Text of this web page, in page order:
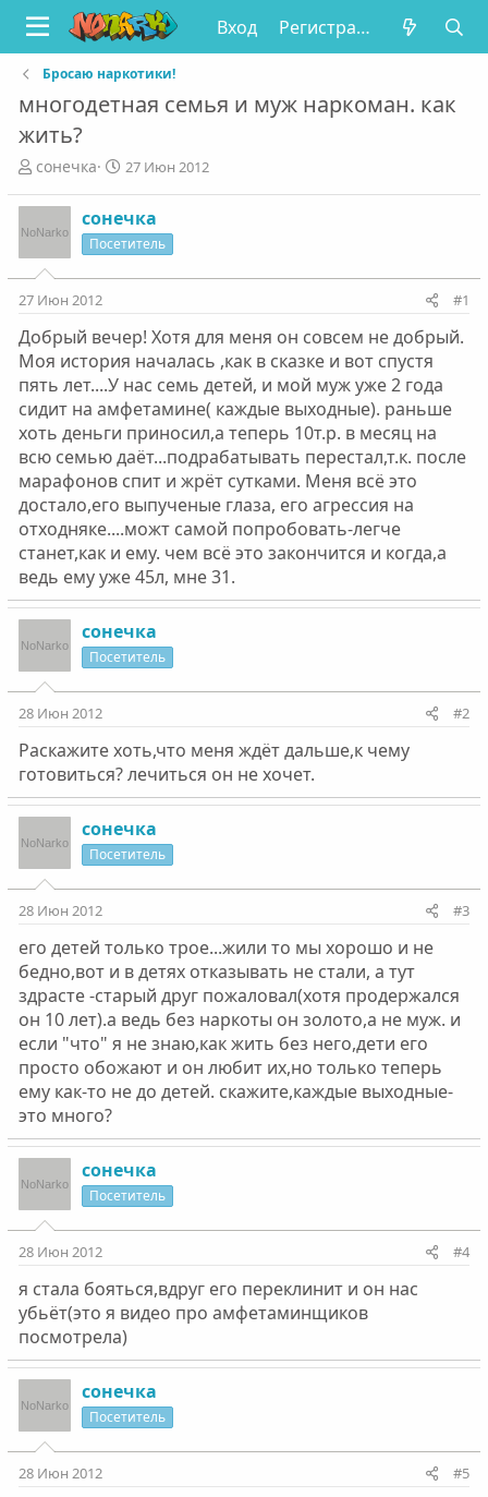
Вход Регистрация
Бросаю наркотики!
многодетная семья и муж наркоман. как
жить?
А
т
о
т
м
ы
сонечка
Д
а
н
л
27 Июн 2012
сонечка
Посетитель
27 Июн 2012 #1
Добрый вечер! Хотя для меня он совсем не добрый.
Моя история началась ,как в сказке и вот спустя
пять лет....У нас семь детей, и мой муж уже 2 года
сидит на амфетамине( каждые выходные). раньше
хоть деньги приносил,а теперь 10т.р. в месяц на
всю семью даёт...подрабатывать перестал,т.к. после
марафонов спит и жрёт сутками. Меня всё это
достало,его выпученые глаза, его агрессия на
отходняке....можт самой попробовать-легче
станет,как и ему. чем всё это закончится и когда,а
ведь ему уже 45л, мне 31.
сонечка
Посетитель
28 Июн 2012 #2
Раскажите хоть,что меня ждёт дальше,к чему
готовиться? лечиться он не хочет.
сонечка
Посетитель
28 Июн 2012 #3
его детей только трое...жили то мы хорошо и не
бедно,вот и в детях отказывать не стали, а тут
здрасте -старый друг пожаловал(хотя продержался
он 10 лет).а ведь без наркоты он золото,а не муж. и
если "что" я не знаю,как жить без него,дети его
просто обожают и он любит их,но только теперь
ему как-то не до детей. скажите,каждые выходные-
это много?
сонечка
Посетитель
28 Июн 2012 #4
я стала бояться,вдруг его переклинит и он нас
убьёт(это я видео про амфетаминщиков
посмотрела)
сонечка
Посетитель
28 Июн 2012 #5